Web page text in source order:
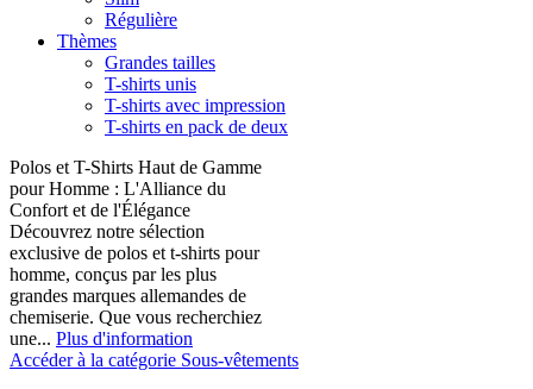
Régulière
Thèmes
Grandes tailles
T-shirts unis
T-shirts avec impression
T-shirts en pack de deux
Polos et T-Shirts Haut de Gamme
pour Homme : L'Alliance du
Confort et de l'Élégance
Découvrez notre sélection
exclusive de polos et t-shirts pour
homme, conçus par les plus
grandes marques allemandes de
chemiserie. Que vous recherchiez
une... Plus d'information
Accéder à la catégorie Sous-vêtements